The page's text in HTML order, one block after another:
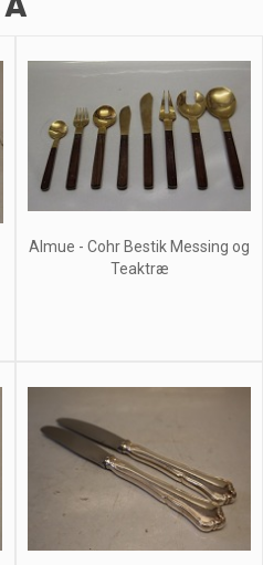
Almue - Cohr Bestik Messing og
Teaktræ